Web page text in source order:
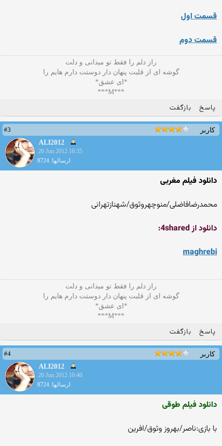
قسمت اول
قسمت دوم
راز دلم را فقط تو میدانی و دلت
گوشه ای از قلبت پنهان دار دوستت دارم هایم را
*ای عشق*
***M***
پاسخ بازگفت
کاربر
#3
ALI2012
20 Jun 2012 10:35
ارسالها: 8724
دانلود فیلم مغربی
محمدرضافاضلی/منوچهروثوق/شهنازتهرانی
دانلود از 4shared:
maghrebi
راز دلم را فقط تو میدانی و دلت
گوشه ای از قلبت پنهان دار دوستت دارم هایم را
*ای عشق*
***M***
پاسخ بازگفت
کاربر
#4
ALI2012
20 Jun 2012 10:40
ارسالها: 8724
دانلود فیلم طوقی
با بازی:ناصر/بهروز وثوق/افرین